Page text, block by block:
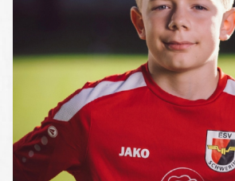
Presse-Archiv
Anmeldung